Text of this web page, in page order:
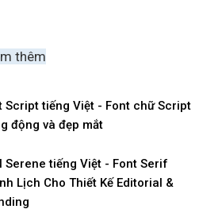
thêm
Script tiếng Việt - Font chữ Script
động và đẹp mắt
Serene tiếng Việt - Font Serif
Lịch Cho Thiết Kế Editorial &